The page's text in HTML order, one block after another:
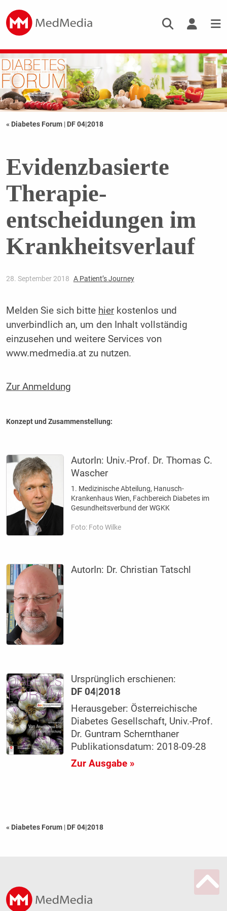
« Diabetes Forum | DF 04|2018
Evidenzbasierte
Therapie-
entscheidungen im
Krankheitsverlauf
28. September 2018 A Patient’s Journey
Melden Sie sich bitte hierkostenlos und
unverbindlich an, um den Inhalt vollständig
einzusehen und weitere Services von
www.medmedia.at zu nutzen.
Zur Anmeldung
Konzept und Zusammenstellung:
AutorIn: Univ.-Prof. Dr. Thomas C.
Wascher
1. Medizinische Abteilung, Hanusch-
Krankenhaus Wien, Fachbereich Diabetes im
Gesundheitsverbund der WGKK
Foto: Foto Wilke
AutorIn: Dr. Christian Tatschl
Ursprünglich erschienen:
DF 04|2018
Herausgeber: Österreichische
Diabetes Gesellschaft, Univ.-Prof.
Dr. Guntram Schernthaner
Publikationsdatum: 2018-09-28
Zur Ausgabe »
« Diabetes Forum | DF 04|2018